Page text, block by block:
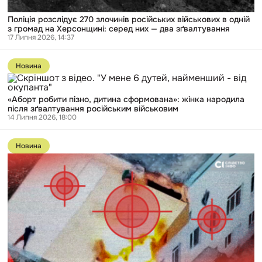
серед
них
два
зґвалтування
Поліція розслідує 270 злочинів російських військових в одній
з громад на Херсонщині: серед них — два зґвалтування
17 Липня 2026, 14:37
Перейти
до
публікації
«Аборт
робити
пізно,
дитина
сформована»:
жінка
народила
після
зґвалтування
російським
військовим
Новина
«Аборт робити пізно, дитина сформована»: жінка народила
після зґвалтування російським військовим
14 Липня 2026, 18:00
Перейти
до
публікації
Через
атаки
FPV-
дронів
за
останні
року
Херсонщині
загинуло
Новина